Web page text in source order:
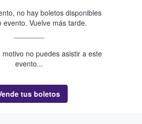
no hay boletos disponibles
evento. Vuelve más tarde.
no puedes asistir a este
evento...
tus boletos